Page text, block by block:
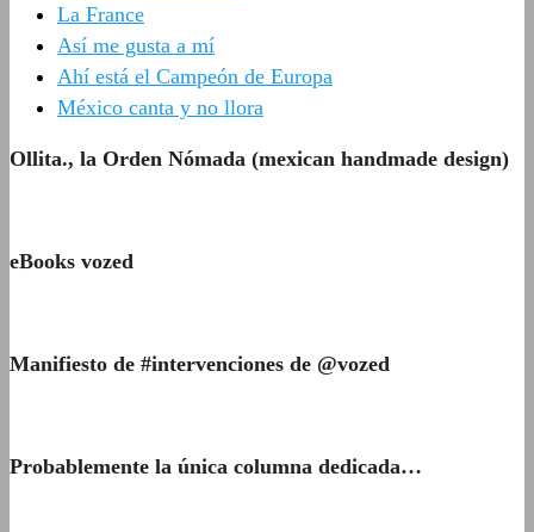
La France
Así me gusta a mí
Ahí está el Campeón de Europa
México canta y no llora
Ollita., la Orden Nómada (mexican handmade design)
eBooks vozed
Manifiesto de #intervenciones de @vozed
Probablemente la única columna dedicada…